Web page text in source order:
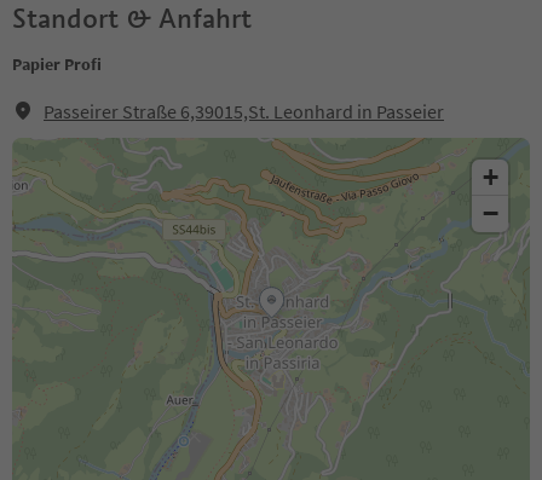
Standort & Anfahrt
Papier Profi
Passeirer Straße 6,39015,St. Leonhard in Passeier
+
−